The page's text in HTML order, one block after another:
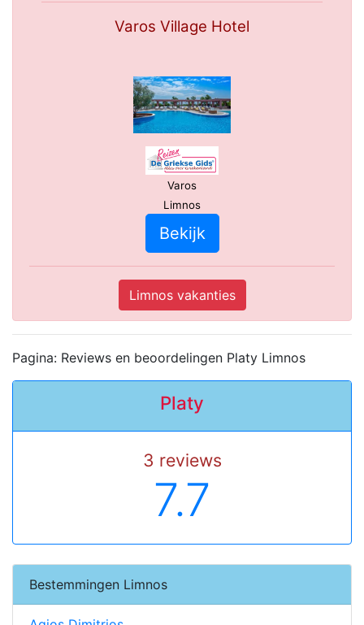
Varos Village Hotel
Varos
Limnos
Bekijk
Limnos vakanties
Pagina: Reviews en beoordelingen Platy Limnos
Platy
3 reviews
7.7
Bestemmingen Limnos